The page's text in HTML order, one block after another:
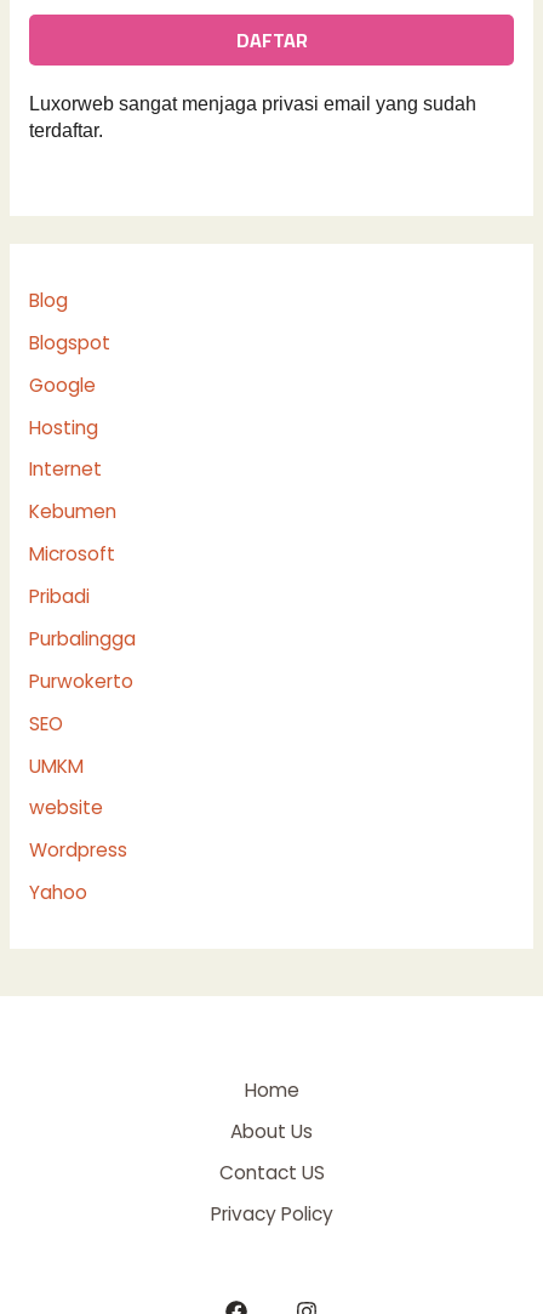
Luxorweb sangat menjaga privasi email yang sudah
terdaftar.
Blog
Blogspot
Google
Hosting
Internet
Kebumen
Microsoft
Pribadi
Purbalingga
Purwokerto
SEO
UMKM
website
Wordpress
Yahoo
Home
About Us
Contact US
Privacy Policy